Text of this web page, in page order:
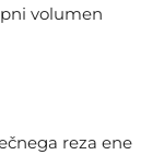
volumen
reza ene